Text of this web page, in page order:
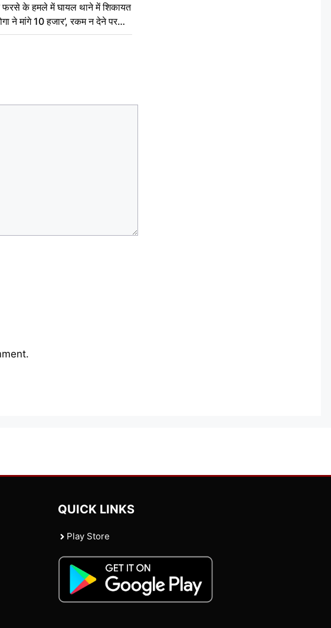
फरसे के हमले में घायल थाने में शिकायत
ने मांगे 10 हजार’, रकम न देने पर
ठंडी!
QUICK LINKS
Play Store